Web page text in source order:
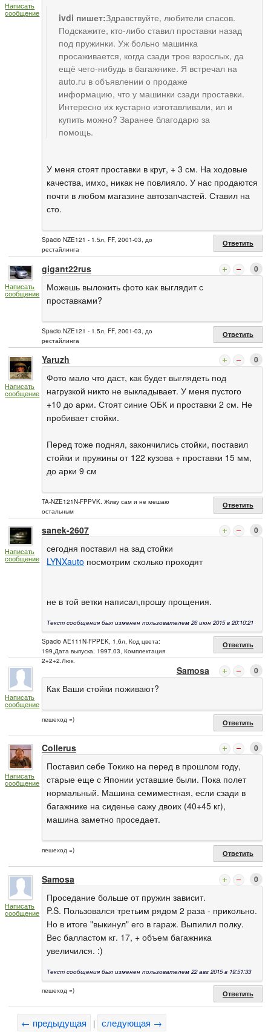
Написать
сообщение ivdi пишет:Здравствуйте, любители спасов.
Подскажите, кто-либо ставил проставки назад
под пружинки. Уж больно машинка
просаживается, когда сзади трое взрослых, да
ещё чего-нибудь в багажнике. Я встречал на
auto.ru в объявлении о продаже
информацию, что у машинки сзади проставки.
Интересно их кустарно изготавливали, ил и
купить можно? Заранее благодарю за
помощь.
У меня стоят проставки в круг, + 3 см. На ходовые
качества, имхо, никак не повлияло. У нас продаются
почти в любом магазине автозапчастей. Ставил на
сто.
Spacio NZE121 - 1.5л, FF, 2001-03, до
рестайлинга
Ответить
Написать
сообщение
gigant22rus 0
Можешь выложить фото как выглядит с
проставками?
Spacio NZE121 - 1.5л, FF, 2001-03, до
рестайлинга
Ответить
Написать
сообщение
Yaruzh 0
Фото мало что даст, как будет выглядеть под
нагрузкой никто не выкладывает. У меня пустого
+10 до арки. Стоят синие ОБК и проставки 2 см. Не
пробивает стойки.
Перед тоже поднял, закончились стойки, поставил
стойки и пружины от 122 кузова + проставки 15 мм,
до арки 9 см
TA-NZE121N-FPPVK. Живу сам и не мешаю
остальным
Ответить
Написать
сообщение
sanek-2607 0
сегодня поставил на зад стойки
LYNXauto посмотрим сколько проходят
не в той ветки написал,прошу прощения.
Текст сообщения был изменен пользователем 26 июн 2015 в 20:10:21
Spacio AE111N-FPPEK, 1,6л, Код цвета:
199,Дата выпуска: 1997.03, Комплектация
2+2+2.Люк.
Ответить
Написать
сообщение
Samosa 0
Как Ваши стойки поживают?
пешеход =) Ответить
Написать
сообщение
Collerus 0
Поставил себе Токико на перед в прошлом году,
старые еще с Японии уставшие были. Пока полет
нормальный. Машина семиместная, если сзади в
багажнике на сиденье сажу двоих (40+45 кг),
машина заметно проседает.
пешеход =) Ответить
Написать
сообщение
Samosa 0
Проседание больше от пружин зависит.
P.S. Пользовался третьим рядом 2 раза - прикольно.
Но в итоге "выкинул" его в гараж. Выпилил полку.
Вес балластом кг. 17, + объем багажника
увеличился. :)
Текст сообщения был изменен пользователем 22 авг 2015 в 19:51:33
пешеход =) Ответить
← предыдущая | следующая →